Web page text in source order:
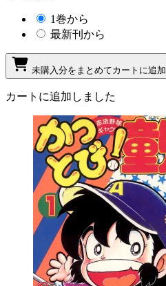
1巻から
最新刊から
未購入分をまとめてカートに追加
カートに追加しました